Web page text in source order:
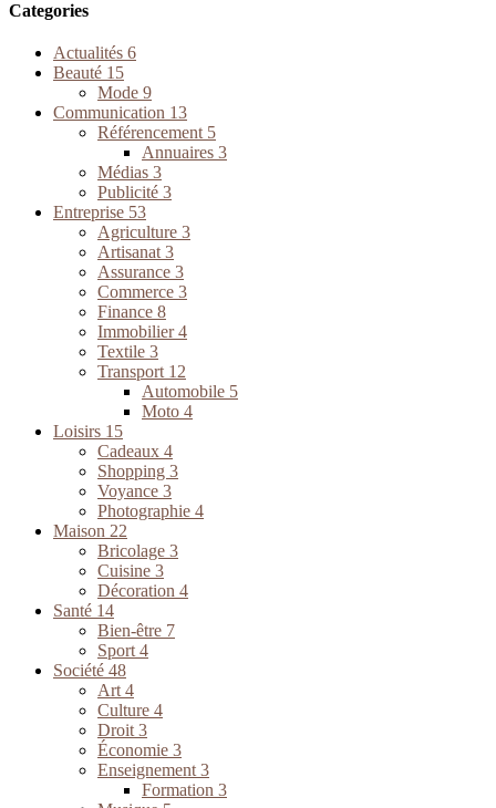
Categories
Actualités 6
Beauté 15
Mode 9
Communication 13
Référencement 5
Annuaires 3
Médias 3
Publicité 3
Entreprise 53
Agriculture 3
Artisanat 3
Assurance 3
Commerce 3
Finance 8
Immobilier4
Textile 3
Transport 12
Automobile 5
Moto 4
Loisirs 15
Cadeaux 4
Shopping 3
Voyance 3
Photographie 4
Maison 22
Bricolage 3
Cuisine 3
Décoration 4
Santé 14
Bien-être 7
Sport 4
Société 48
Art 4
Culture 4
Droit 3
Économie 3
Enseignement 3
Formation 3